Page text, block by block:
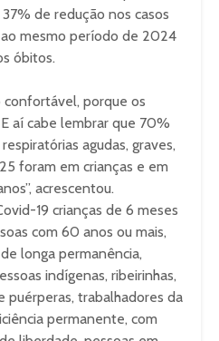
de redução nos casos
mesmo período de 2024
óbitos.
confortável, porque os
aí cabe lembrar que 70%
agudas, graves,
foram em crianças e em
acrescentou.
19 crianças de 6 meses
com 60 anos ou mais,
longa permanência,
indígenas, ribeirinhas,
puérperas, trabalhadores da
permanente, com